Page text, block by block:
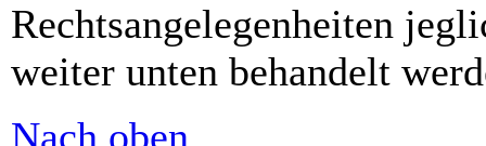
Rechtsangelegenheiten
weiter unten behandelt
Nach oben